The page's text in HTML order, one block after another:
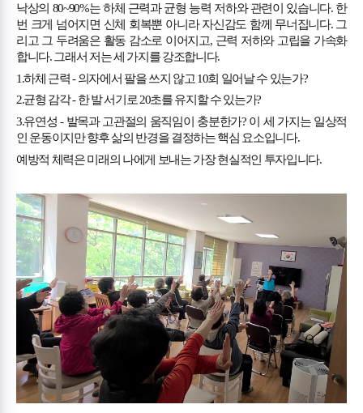
낙상의 80~90%는 하체 근력과 균형 능력 저하와 관련이 있습니다. 한
번 크게 넘어지면 신체 회복뿐 아니라 자신감도 함께 무너집니다. 그
리고 그 두려움은 활동 감소로 이어지고, 근력 저하와 고립을 가속화
합니다. 그래서 저는 세 가지를 강조합니다.
1.하체 근력-의자에서 팔을 쓰지 않고 10회 일어날 수 있는가?
2.균형 감각-한 발 서기로20초를 유지할 수 있는가?
3.유연성- 발목과 고관절의 움직임이 충분한가? 이 세 가지는 일상적
인 운동이지만 향후 삶의 반경을 결정하는 핵심 요소입니다.
예방적 체력은 미래의 나에게 보내는 가장 현실적인 투자입니다.